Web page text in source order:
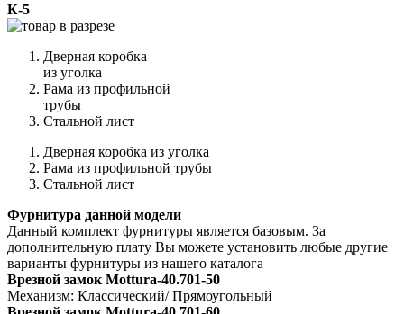
К-5
Дверная коробка
из уголка
Рама из профильной
трубы
Стальной лист
Дверная коробка из уголка
Рама из профильной трубы
Стальной лист
Фурнитура данной модели
Данный комплект фурнитуры является базовым. За
дополнительную плату Вы можете установить любые другие
варианты фурнитуры из нашего каталога
Врезной замок Mottura-40.701-50
Механизм: Классический/ Прямоугольный